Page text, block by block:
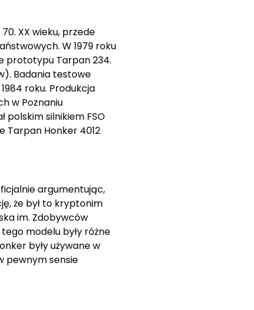
XX wieku, przede
W 1979 roku
prototypu Tarpan 234.
Badania testowe
roku. Produkcja
w Poznaniu
polskim silnikiem FSO
Tarpan Honker 4012
argumentując,
że był to kryptonim
im. Zdobywców
modelu były różne
były używane w
pewnym sensie